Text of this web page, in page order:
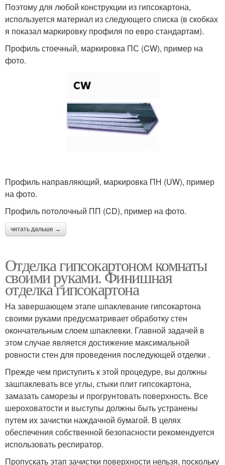
Поэтому для любой конструкции из гипсокартона,
используется материал из следующего списка (в скобках
я показал маркировку профиля по евро стандартам).
Профиль стоечный, маркировка ПС (CW), пример на
фото.
Профиль направляющий, маркировка ПН (UW), пример
на фото.
Профиль потолочный ПП (CD), пример на фото.
читать дальше →
Отделка гипсокартоном комнаты
своими руками. Финишная
отделка гипсокартона
На завершающем этапе шпаклевание гипсокартона
своими руками предусматривает обработку стен
окончательным слоем шпаклевки. Главной задачей в
этом случае является достижение максимальной
ровности стен для проведения последующей отделки .
Прежде чем приступить к этой процедуре, вы должны
зашпаклевать все углы, стыки плит гипсокартона,
замазать саморезы и прогрунтовать поверхность. Все
шероховатости и выступы должны быть устранены
путем их зачистки наждачной бумагой. В целях
обеспечения собственной безопасности рекомендуется
использовать респиратор.
Пропускать этап зачистки поверхности нельзя, поскольку